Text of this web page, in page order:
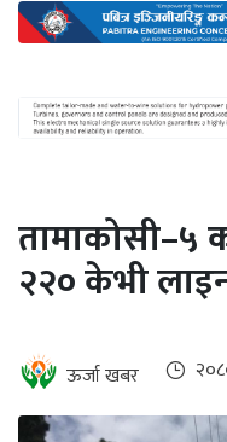
ऊर्जा
दक्षता
खबर
हरित
इभी
सम्पादकीय
तामाकोसी–५
२२० केभी
ऊर्जा खबर